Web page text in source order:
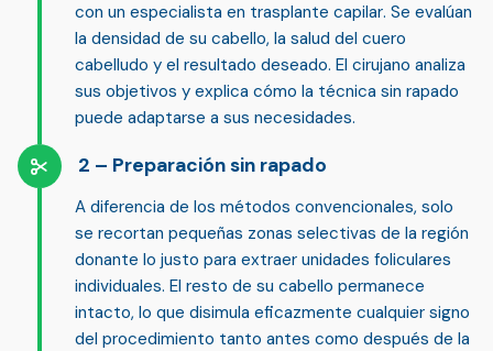
con un especialista en trasplante capilar. Se evalúan
la densidad de su cabello, la salud del cuero
cabelludo y el resultado deseado. El cirujano analiza
sus objetivos y explica cómo la técnica sin rapado
puede adaptarse a sus necesidades.
Preparación sin rapado
A diferencia de los métodos convencionales, solo
se recortan pequeñas zonas selectivas de la región
donante lo justo para extraer unidades foliculares
individuales. El resto de su cabello permanece
intacto, lo que disimula eficazmente cualquier signo
del procedimiento tanto antes como después de la